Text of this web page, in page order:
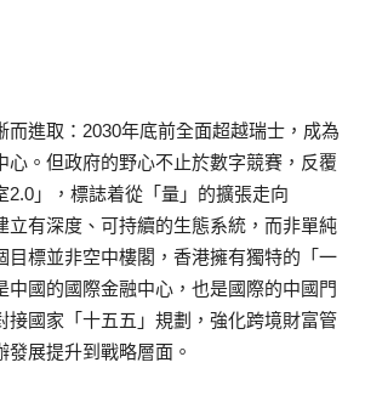
而進取：2030年底前全面超越瑞士，成為
心。但政府的野心不止於數字競賽，反覆
2.0」，標誌着從「量」的擴張走向
有深度、可持續的生態系統，而非單純
目標並非空中樓閣，香港擁有獨特的「一
中國的國際金融中心，也是國際的中國門
接國家「十五五」規劃，強化跨境財富管
展提升到戰略層面。